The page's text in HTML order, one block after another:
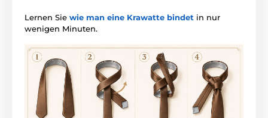
Lernen Sie wie man eine Krawatte bindet in nur
wenigen Minuten.